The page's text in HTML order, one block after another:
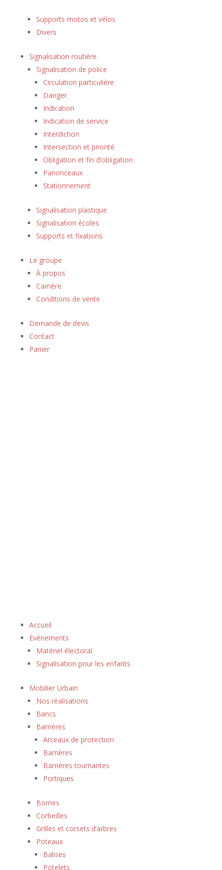
Supports motos et vélos
Divers
Signalisation routière
Signalisation de police
Circulation particulière
Danger
Indication
Indication de service
Interdiction
Intersection et priorité
Obligation et fin d’obligation
Panonceaux
Stationnement
Signalisation plastique
Signalisation écoles
Supports et fixations
Le groupe
À propos
Carrière
Conditions de vente
Demande de devis
Contact
Panier
Accueil
Evénements
Matériel électoral
Signalisation pour les enfants
Mobilier Urbain
Nos réalisations
Bancs
Barrières
Arceaux de protection
Barrières
Barrières tournantes
Portiques
Bornes
Corbeilles
Grilles et corsets d’arbres
Poteaux
Balises
Potelets